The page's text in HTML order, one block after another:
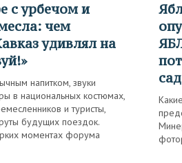
чем
удивлял на
напитком, звуки
в национальных костюмах,
и туристы,
будущих поездок.
моментах форума
Яблоки, черешня и пастила с